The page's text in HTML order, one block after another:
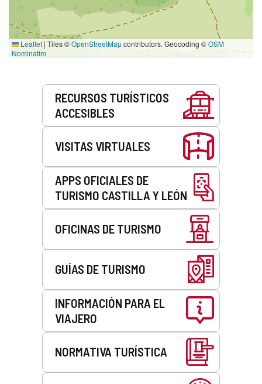
Leaflet | Tiles ©OpenStreetMapcontributors. Geocoding ©OSM
Nominatim
RECURSOS TURÍSTICOS
ACCESIBLES
VISITAS VIRTUALES
APPS OFICIALES DE
TURISMO CASTILLA Y LEÓN
OFICINAS DE TURISMO
GUÍAS DE TURISMO
INFORMACIÓN PARA EL
VIAJERO
NORMATIVA TURÍSTICA